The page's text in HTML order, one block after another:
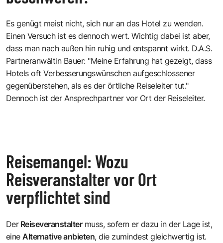
Es genügt meist nicht, sich nur an das Hotel zu wenden.
Einen Versuch ist es dennoch wert. Wichtig dabei ist aber,
dass man nach außen hin ruhig und entspannt wirkt. D.A.S.
Partneranwältin Bauer: "Meine Erfahrung hat gezeigt, dass
Hotels oft Verbesserungswünschen aufgeschlossener
gegenüberstehen, als es der örtliche Reiseleiter tut."
Dennoch ist der Ansprechpartner vor Ort der Reiseleiter.
Reisemangel: Wozu
Reisveranstalter vor Ort
verpflichtet sind
DerReiseveranstaltermuss, sofern er dazu in der Lage ist,
eine Alternative anbieten, die zumindest gleichwertig ist.